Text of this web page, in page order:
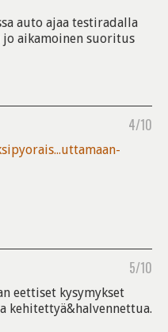
auto ajaa testiradalla
jo aikamoinen suoritus
4/10
5/10
eettiset kysymykset
kehitettyä&halvennettua.